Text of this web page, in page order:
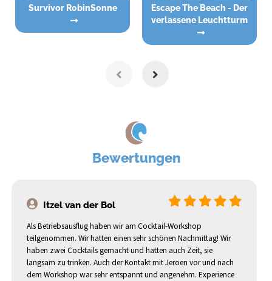
Survivor RobinSonne
Escape The Beach - Der
verlassene Leuchtturm
Bewertungen
Itzel van der Bol
Als Betriebsausflug haben wir am Cocktail-Workshop
teilgenommen. Wir hatten einen sehr schönen Nachmittag! Wir
haben zwei Cocktails gemacht und hatten auch Zeit, sie
langsam zu trinken. Auch der Kontakt mit Jeroen vor und nach
dem Workshop war sehr entspannt und angenehm. Experience